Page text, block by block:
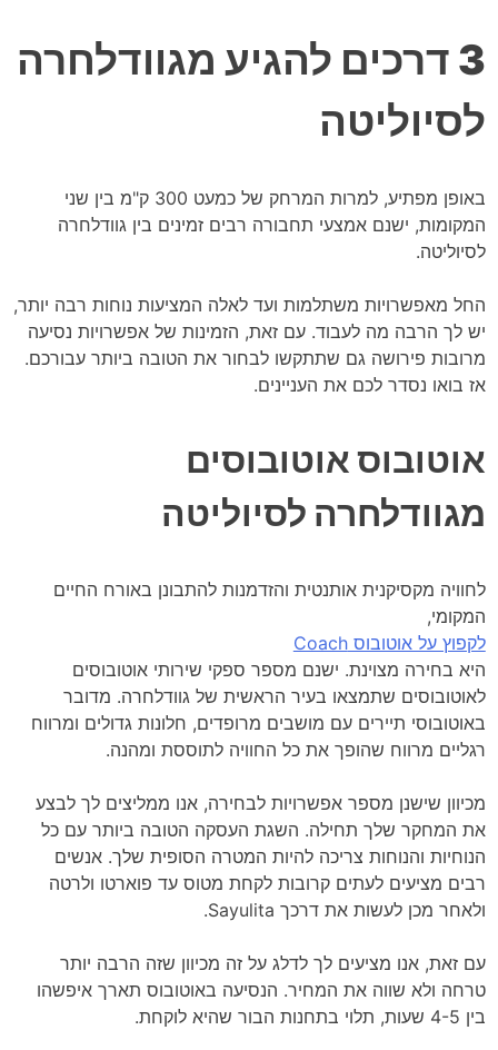
3 דרכים להגיע מגוודלחרה
לסיוליטה
באופן מפתיע, למרות המרחק של כמעט 300 ק"מ בין שני
המקומות, ישנם אמצעי תחבורה רבים זמינים בין גוודלחרה
לסיוליטה.
החל מאפשרויות משתלמות ועד לאלה המציעות נוחות רבה יותר,
יש לך הרבה מה לעבוד. עם זאת, הזמינות של אפשרויות נסיעה
מרובות פירושה גם שתתקשו לבחור את הטובה ביותר עבורכם.
אז בואו נסדר לכם את העניינים.
אוטובוס אוטובוסים
מגוודלחרה לסיוליטה
לחוויה מקסיקנית אותנטית והזדמנות להתבונן באורח החיים
המקומי,
לקפוץ על אוטובוס Coach
היא בחירה מצוינת. ישנם מספר ספקי שירותי אוטובוסים
לאוטובוסים שתמצאו בעיר הראשית של גוודלחרה. מדובר
באוטובוסי תיירים עם מושבים מרופדים, חלונות גדולים ומרווח
רגליים מרווח שהופך את כל החוויה לתוססת ומהנה.
מכיוון שישנן מספר אפשרויות לבחירה, אנו ממליצים לך לבצע
את המחקר שלך תחילה. השגת העסקה הטובה ביותר עם כל
הנוחיות והנוחות צריכה להיות המטרה הסופית שלך. אנשים
רבים מציעים לעתים קרובות לקחת מטוס עד פוארטו ולרטה
ולאחר מכן לעשות את דרכך Sayulita.
עם זאת, אנו מציעים לך לדלג על זה מכיוון שזה הרבה יותר
טרחה ולא שווה את המחיר. הנסיעה באוטובוס תארך איפשהו
בין 4-5 שעות, תלוי בתחנות הבור שהיא לוקחת.